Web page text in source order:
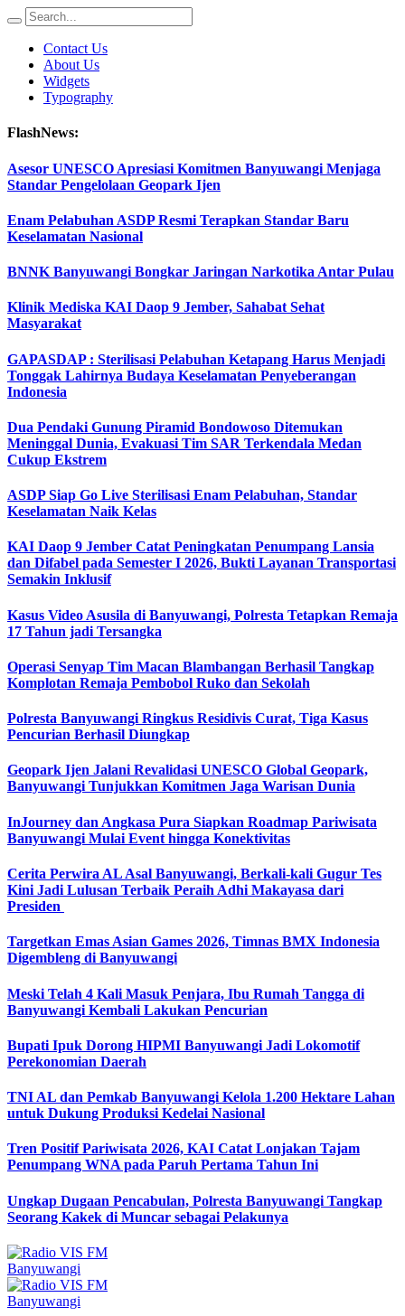
Contact Us
About Us
Widgets
Typography
FlashNews:
Asesor UNESCO Apresiasi Komitmen Banyuwangi Menjaga
Standar Pengelolaan Geopark Ijen
Enam Pelabuhan ASDP Resmi Terapkan Standar Baru
Keselamatan Nasional
BNNK Banyuwangi Bongkar Jaringan Narkotika Antar Pulau
Klinik Mediska KAI Daop 9 Jember, Sahabat Sehat
Masyarakat
GAPASDAP : Sterilisasi Pelabuhan Ketapang Harus Menjadi
Tonggak Lahirnya Budaya Keselamatan Penyeberangan
Indonesia
Dua Pendaki Gunung Piramid Bondowoso Ditemukan
Meninggal Dunia, Evakuasi Tim SAR Terkendala Medan
Cukup Ekstrem
ASDP Siap Go Live Sterilisasi Enam Pelabuhan, Standar
Keselamatan Naik Kelas
KAI Daop 9 Jember Catat Peningkatan Penumpang Lansia
dan Difabel pada Semester I 2026, Bukti Layanan Transportasi
Semakin Inklusif
Kasus Video Asusila di Banyuwangi, Polresta Tetapkan Remaja
17 Tahun jadi Tersangka
Operasi Senyap Tim Macan Blambangan Berhasil Tangkap
Komplotan Remaja Pembobol Ruko dan Sekolah
Polresta Banyuwangi Ringkus Residivis Curat, Tiga Kasus
Pencurian Berhasil Diungkap
Geopark Ijen Jalani Revalidasi UNESCO Global Geopark,
Banyuwangi Tunjukkan Komitmen Jaga Warisan Dunia
InJourney dan Angkasa Pura Siapkan Roadmap Pariwisata
Banyuwangi Mulai Event hingga Konektivitas
Cerita Perwira AL Asal Banyuwangi, Berkali-kali Gugur Tes
Kini Jadi Lulusan Terbaik Peraih Adhi Makayasa dari
Presiden
Targetkan Emas Asian Games 2026, Timnas BMX Indonesia
Digembleng di Banyuwangi
Meski Telah 4 Kali Masuk Penjara, Ibu Rumah Tangga di
Banyuwangi Kembali Lakukan Pencurian
Bupati Ipuk Dorong HIPMI Banyuwangi Jadi Lokomotif
Perekonomian Daerah
TNI AL dan Pemkab Banyuwangi Kelola 1.200 Hektare Lahan
untuk Dukung Produksi Kedelai Nasional
Tren Positif Pariwisata 2026, KAI Catat Lonjakan Tajam
Penumpang WNA pada Paruh Pertama Tahun Ini
Ungkap Dugaan Pencabulan, Polresta Banyuwangi Tangkap
Seorang Kakek di Muncar sebagai Pelakunya